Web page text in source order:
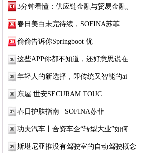
3分钟看懂：供应链金融与贸易金融、
春日美白未完待续，SOFINA苏菲
偷偷告诉你Springboot 优
这些APP你都不知道，还好意思说在
年轻人的新选择，即传统又智能的ai
东屋.世安SECURAM TOUC
春日护肤指南 | SOFINA苏菲
功夫汽车丨合资车企“转型大业”如何
斯堪尼亚推没有驾驶室的自动驾驶概念